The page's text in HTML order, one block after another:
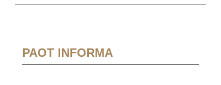
PAOT INFORMA